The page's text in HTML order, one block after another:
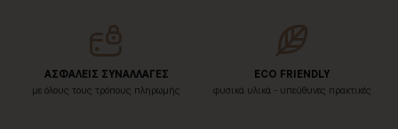
ΑΣΦΑΛΕΙΣ ΣΥΝΑΛΛΑΓΕΣ
με όλους τους τρόπους πληρωμής
ECO FRIENDLY
φυσικά υλικά - υπεύθυνες πρακτικές